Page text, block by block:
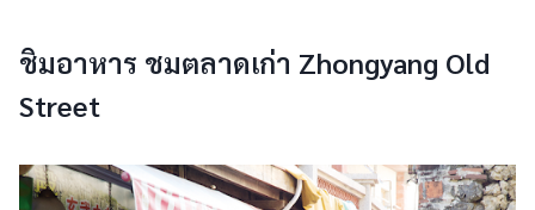
ชิมอาหาร ชมตลาดเก่า Zhongyang Old
Street